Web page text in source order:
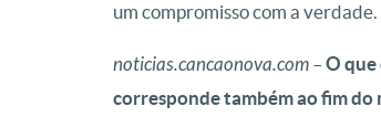
um compromisso com a
noticias.cancaonova.com –O que
corresponde também ao fim do